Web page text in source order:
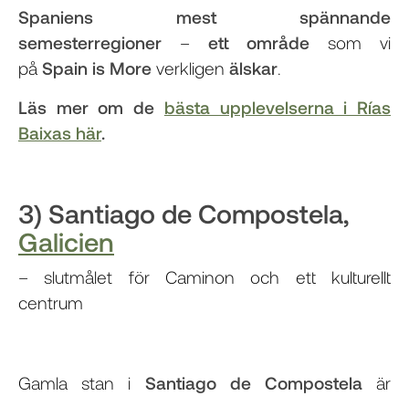
Spaniens mest spännande
semesterregioner – ett område som vi
på Spain is More verkligen älskar.
Läs mer om de bästa upplevelserna i Rías
Baixas här.
3) Santiago de Compostela,
Galicien
– slutmålet för Caminon och ett kulturellt
centrum
Gamla stan i Santiago de Compostelaär